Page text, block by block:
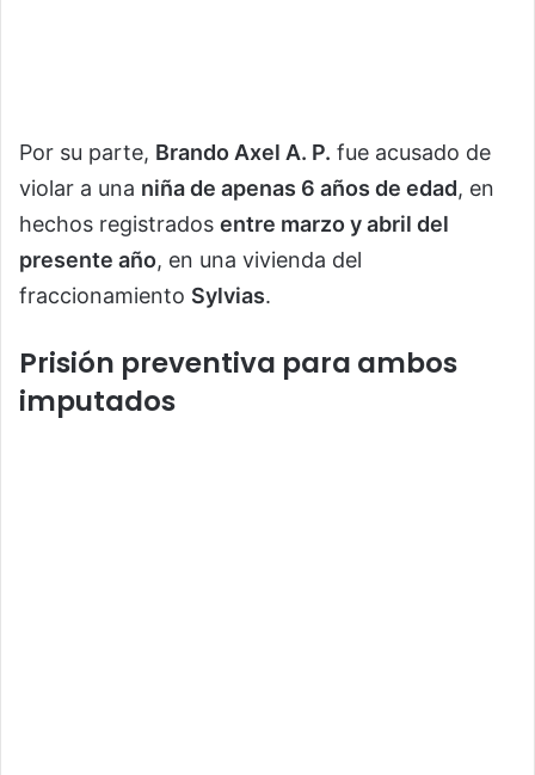
Por su parte, Brando Axel A. P. fue acusado de
violar a una niña de apenas 6 años de edad, en
hechos registrados entre marzo y abril del
presente año, en una vivienda del
fraccionamiento Sylvias.
Prisión preventiva para ambos
imputados